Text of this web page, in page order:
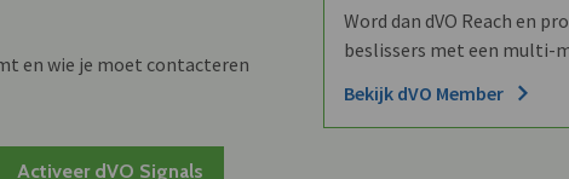
en wie je moet contacteren
Activeer dVO Signals
Word dan dVO Reach en
beslissers met een multi-
Bekijk dVO Member